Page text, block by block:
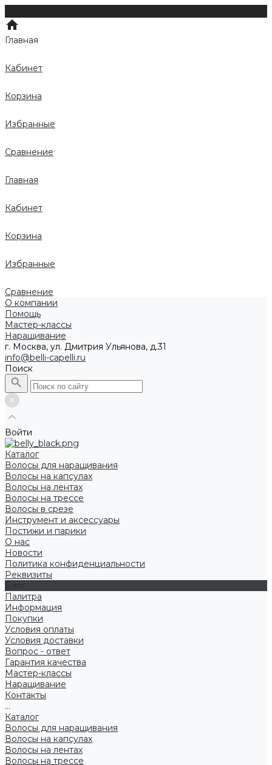
Главная
Кабинет
Корзина
Избранные
Сравнение
Главная
Кабинет
Корзина
Избранные
Сравнение
О компании
Помощь
Мастер-классы
Наращивание
г. Москва, ул. Дмитрия Ульянова, д.31
info@belli-capelli.ru
Поиск
Войти
Каталог
Волосы для наращивания
Волосы на капсулах
Волосы на лентах
Волосы на трессе
Волосы в срезе
Инструмент и аксессуары
Постижи и парики
О нас
Новости
Политика конфиденциальности
Реквизиты
Блог
Палитра
Информация
Покупки
Условия оплаты
Условия доставки
Вопрос - ответ
Гарантия качества
Мастер-классы
Наращивание
Контакты
...
Каталог
Волосы для наращивания
Волосы на капсулах
Волосы на лентах
Волосы на трессе